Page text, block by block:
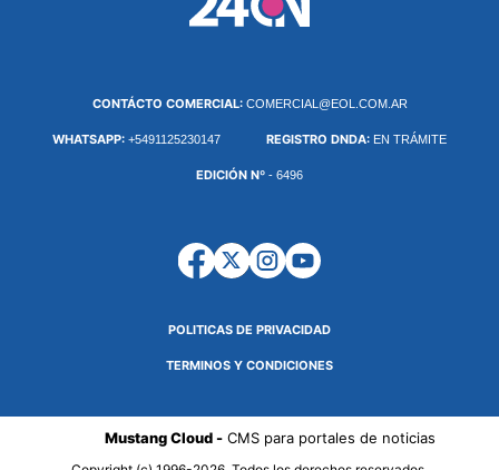
CONTÁCTO COMERCIAL: COMERCIAL@EOL.COM.AR
WHATSAPP: +5491125230147 REGISTRO DNDA: EN TRÁMITE
EDICIÓN Nº - 6496
POLITICAS DE PRIVACIDAD
TERMINOS Y CONDICIONES
Mustang Cloud -CMS para portales de noticias